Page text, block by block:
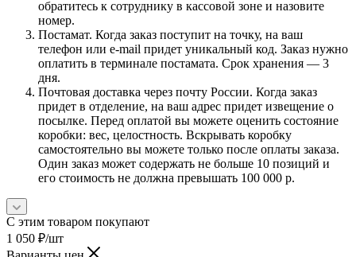
обратитесь к сотруднику в кассовой зоне и назовите
номер.
Постамат. Когда заказ поступит на точку, на ваш
телефон или e-mail придет уникальный код. Заказ нужно
оплатить в терминале постамата. Срок хранения — 3
дня.
Почтовая доставка через почту России. Когда заказ
придет в отделение, на ваш адрес придет извещение о
посылке. Перед оплатой вы можете оценить состояние
коробки: вес, целостность. Вскрывать коробку
самостоятельно вы можете только после оплаты заказа.
Один заказ может содержать не больше 10 позиций и
его стоимость не должна превышать 100 000 р.
С этим товаром покупают
1 050 ₽/шт